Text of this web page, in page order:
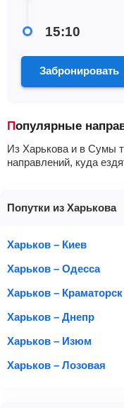
15:10
Забронировать
Популярные
Из Харькова и в Сумы
направлений, куда
Попутки из Харькова
Харьков – Киев
Харьков – Одесса
Харьков – Краматорск
Харьков – Днепр
Харьков – Изюм
Харьков – Лозовая